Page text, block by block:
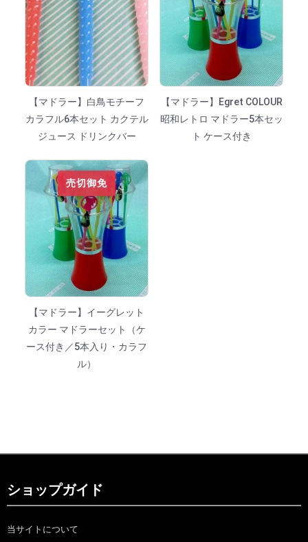
【マドラー】白鳥モチーフ
カラフル6本セット カクテル
ジュース ドリンクバー
【マドラー】Egret COLOUR
昭和レトロ マドラー5本セッ
ト ケース付き
売切御免
【マドラー】イーグレット
カラー マドラーセット（ケ
ース付き／5本入り・カラフ
ル）
ショップガイド
当サイトについて